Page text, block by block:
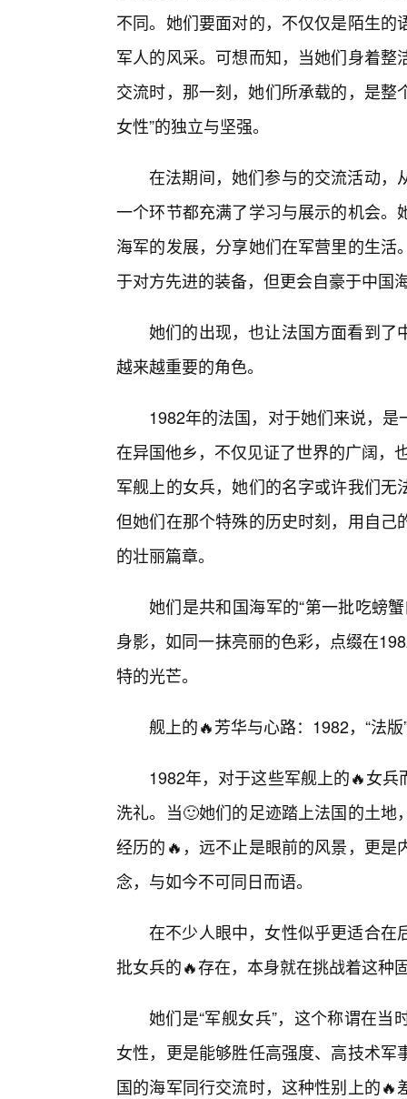
不同。她们要面对的，不仅仅是陌生
军人的风采。可想而知，当她们身着
交流时，那一刻，她们所承载的，是整
女性”的独立与坚强。
在法期间，她们参与的交流活动，
一个环节都充满了学习与展示的机会
海军的发展，分享她们在军营里的生
于对方先进的装备，但更会自豪于中国
她们的出现，也让法国方面看到了
越来越重要的角色。
1982年的法国，对于她们来说，
在异国他乡，不仅见证了世界的广阔，
军舰上的女兵，她们的名字或许我们
但她们在那个特殊的历史时刻，用自
的壮丽篇章。
她们是共和国海军的“第一批吃螃
身影，如同一抹亮丽的色彩，点缀在
特的光芒。
舰上的🔥芳华与心路：1982，“法
1982年，对于这些军舰上的🔥女
洗礼。当🙂她们的足迹踏上法国的土
经历的🔥，远不止是眼前的风景，更
念，与如今不可同日而语。
在不少人眼中，女性似乎更适合在
批女兵的🔥存在，本身就在挑战着这种
她们是“军舰女兵”，这个称谓在
女性，更是能够胜任高强度、高技术
国的海军同行交流时，这种性别上的